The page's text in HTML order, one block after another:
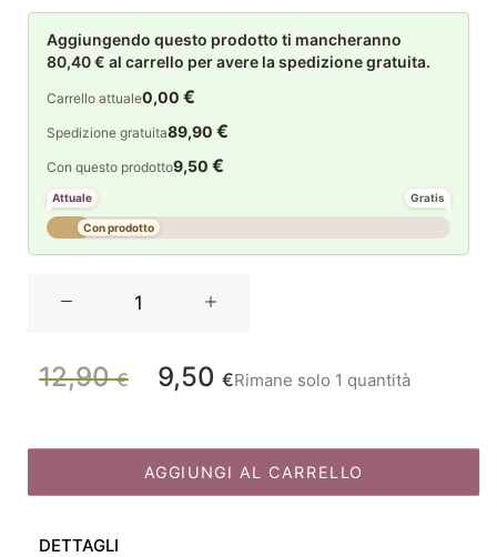
Aggiungendo questo prodotto ti mancheranno
80,40 € al carrello per avere la spedizione gratuita.
Carrello attuale0,00 €
Spedizione gratuita89,90 €
Con questo prodotto9,50 €
Attuale Gratis
Con prodotto
Concerto
Corallo
ml200
12,90€
prezzo
era:
12,90 €.
9,50 €prezzo
è:
9,50 €.
Rimane solo 1 quantità
AGGIUNGI AL CARRELLO
DETTAGLI